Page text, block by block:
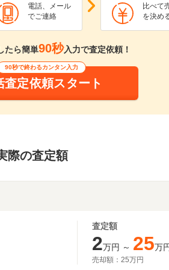
電話、メール
でご連絡
比べて
を決め
たら簡単90秒入力で査定依頼！
90秒で終わるカンタン入力
査定依頼スタート
際の査定額
査定額
2万円 ～ 25万
売却額： 25万円